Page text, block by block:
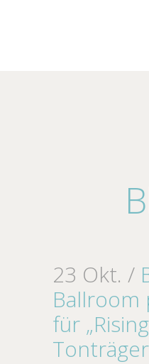
23 Okt. /
für
Tonträger